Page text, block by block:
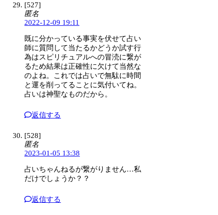
[527]
匿名
2022-12-09 19:11
既に分かっている事実を伏せて占い
師に質問して当たるかどうか試す行
為はスピリチュアルへの冒涜に繋が
るため結果は正確性に欠けて当然な
のよね。これでは占いで無駄に時間
と運を削ってることに気付いてね。
占いは神聖なものだから。
返信する
[528]
匿名
2023-01-05 13:38
占いちゃんねるが繋がりません…私
だけでしょうか？？
返信する